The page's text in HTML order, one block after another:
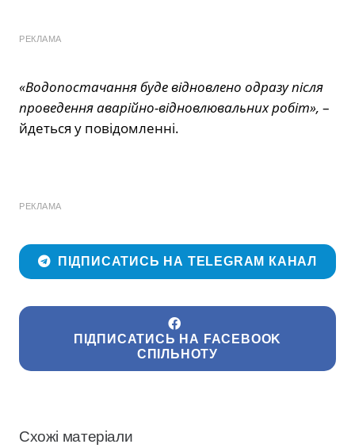
РЕКЛАМА
«Водопостачання буде відновлено одразу після
проведення аварійно-відновлювальних робіт», –
йдеться у повідомленні.
РЕКЛАМА
ПІДПИСАТИСЬ НА TELEGRAM КАНАЛ
ПІДПИСАТИСЬ НА FACEBOOK
СПІЛЬНОТУ
Схожі матеріали